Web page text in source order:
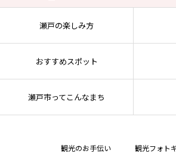
瀬戸の楽しみ方
おすすめスポット
瀬戸市ってこんなまち
観光のお手伝い
観光フォト